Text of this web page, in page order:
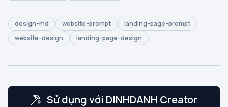
design-md website-prompt
landing-page-prompt
website-design
landing-page-design
Sử dụng với DINHDANH Creator